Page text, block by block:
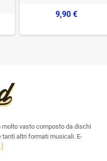
9,90 €
molto vasto composto da dischi
tanti altri formati musicali. E-